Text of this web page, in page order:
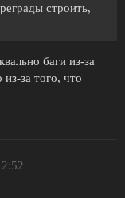
строить,
баги из-за
за того, что